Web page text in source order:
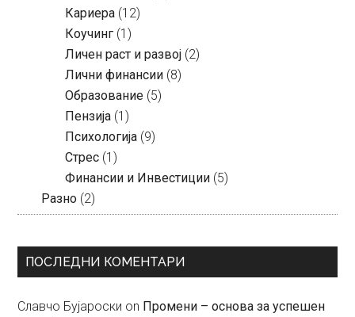
Кариера (12)
Коучинг (1)
Личен раст и развој (2)
Лични финансии (8)
Образование (5)
Пензија (1)
Психологија (9)
Стрес (1)
Финансии и Инвестиции (5)
Разно (2)
ПОСЛЕДНИ КОМЕНТАРИ
Славчо Бујароски on Промени – основа за успешен